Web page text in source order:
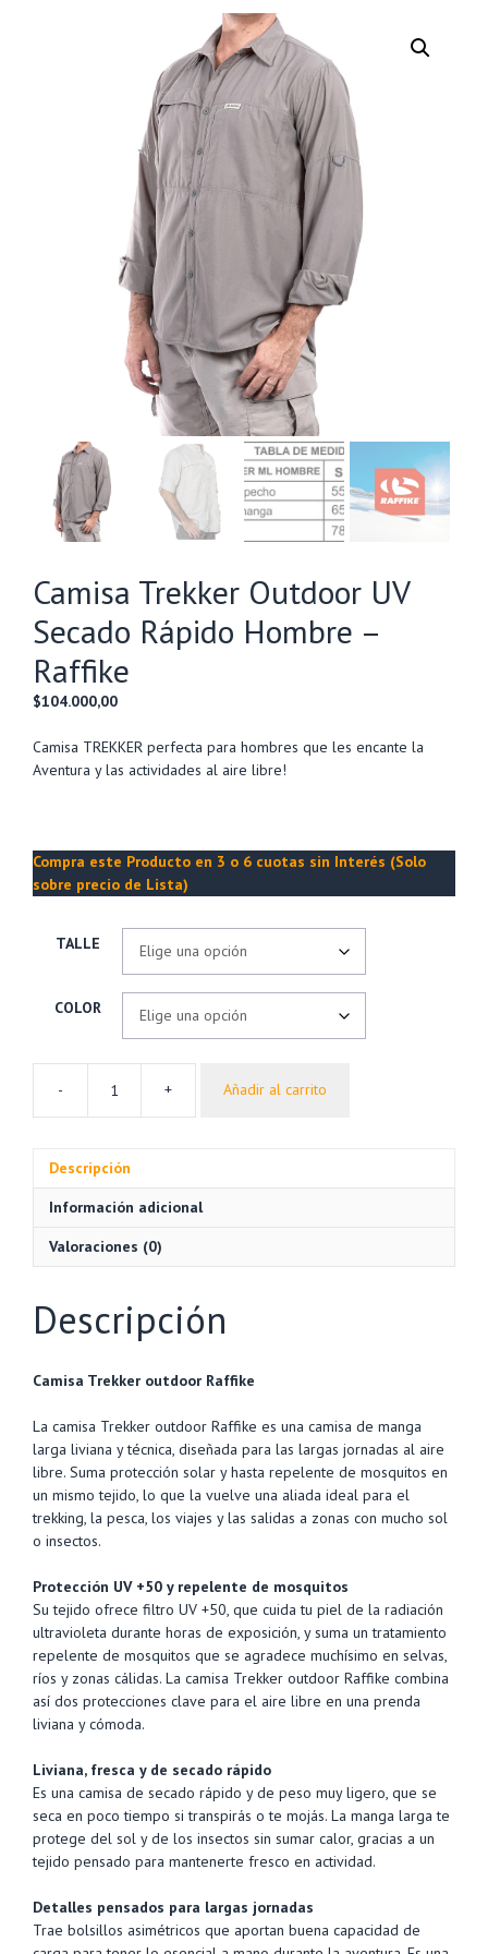
Camisa Trekker Outdoor UV
Secado Rápido Hombre –
Raffike
$104.000,00
Camisa TREKKER perfecta para hombres que les encante la
Aventura y las actividades al aire libre!
Compra este Producto en 3 o 6 cuotas sin Interés (Solo
sobre precio de Lista)
TALLE
COLOR
-
Camisa
Trekker
Secado
Rápido
cantidad
+ Añadir al carrito
Descripción
Información adicional
Valoraciones (0)
Descripción
Camisa Trekker outdoor Raffike
La camisa Trekker outdoor Raffike es una camisa de manga
larga liviana y técnica, diseñada para las largas jornadas al aire
libre. Suma protección solar y hasta repelente de mosquitos en
un mismo tejido, lo que la vuelve una aliada ideal para el
trekking, la pesca, los viajes y las salidas a zonas con mucho sol
o insectos.
Protección UV +50 y repelente de mosquitos
Su tejido ofrece filtro UV +50, que cuida tu piel de la radiación
ultravioleta durante horas de exposición, y suma un tratamiento
repelente de mosquitos que se agradece muchísimo en selvas,
ríos y zonas cálidas. La camisa Trekker outdoor Raffike combina
así dos protecciones clave para el aire libre en una prenda
liviana y cómoda.
Liviana, fresca y de secado rápido
Es una camisa de secado rápido y de peso muy ligero, que se
seca en poco tiempo si transpirás o te mojás. La manga larga te
protege del sol y de los insectos sin sumar calor, gracias a un
tejido pensado para mantenerte fresco en actividad.
Detalles pensados para largas jornadas
Trae bolsillos asimétricos que aportan buena capacidad de